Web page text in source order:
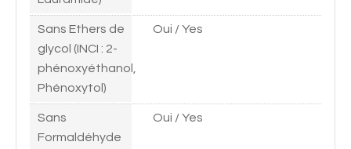
Sans Ethers de
glycol (INCI : 2-
phénoxyéthanol,
Phénoxytol)
Oui / Yes
Sans
Formaldéhyde
Oui / Yes